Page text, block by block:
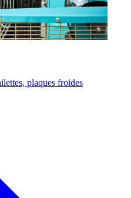
plaques froides